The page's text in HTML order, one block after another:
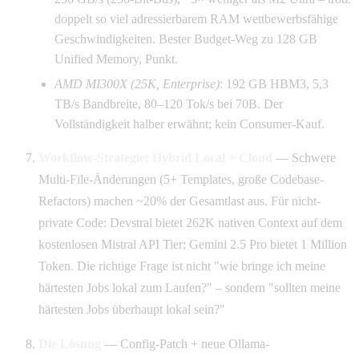
doppelt so viel adressierbarem RAM wettbewerbsfähige
Geschwindigkeiten. Bester Budget-Weg zu 128 GB
Unified Memory, Punkt.
AMD MI300X (25K, Enterprise): 192 GB HBM3, 5,3
TB/s Bandbreite, 80–120 Tok/s bei 70B. Der
Vollständigkeit halber erwähnt; kein Consumer-Kauf.
— Schwere
Multi-File-Änderungen (5+ Templates, große Codebase-
Refactors) machen ~20% der Gesamtlast aus. Für nicht-
private Code: Devstral bietet 262K nativen Context auf dem
kostenlosen Mistral API Tier; Gemini 2.5 Pro bietet 1 Million
Token. Die richtige Frage ist nicht "wie bringe ich meine
härtesten Jobs lokal zum Laufen?" – sondern "sollten meine
härtesten Jobs überhaupt lokal sein?"
— Config-Patch + neue Ollama-